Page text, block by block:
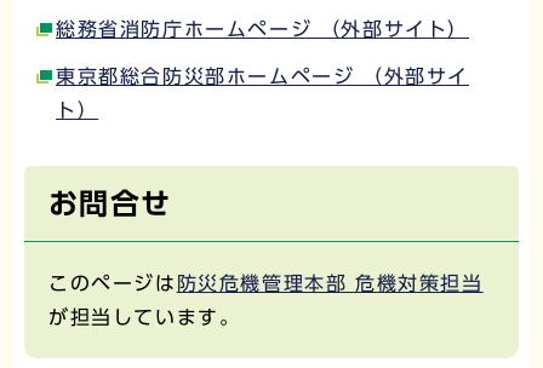
総務省消防庁ホームページ （外部サイト）
東京都総合防災部ホームページ （外部サイ
ト）
お問合せ
このページは 防災危機管理本部 危機対策担当
が担当しています。